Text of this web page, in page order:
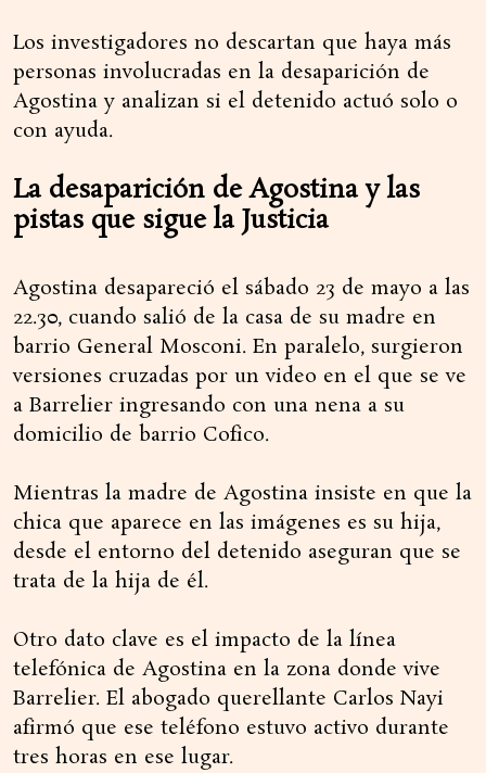
Los investigadores no descartan que haya más
personas involucradas en la desaparición de
Agostina y analizan si el detenido actuó solo o
con ayuda.
La desaparición de Agostina y las
pistas que sigue la Justicia
Agostina desapareció el sábado 23 de mayo a las
22.30, cuando salió de la casa de su madre en
barrio General Mosconi. En paralelo, surgieron
versiones cruzadas por un video en el que se ve
a Barrelier ingresando con una nena a su
domicilio de barrio Cofico.
Mientras la madre de Agostina insiste en que la
chica que aparece en las imágenes es su hija,
desde el entorno del detenido aseguran que se
trata de la hija de él.
Otro dato clave es el impacto de la línea
telefónica de Agostina en la zona donde vive
Barrelier. El abogado querellante Carlos Nayi
afirmó que ese teléfono estuvo activo durante
tres horas en ese lugar.